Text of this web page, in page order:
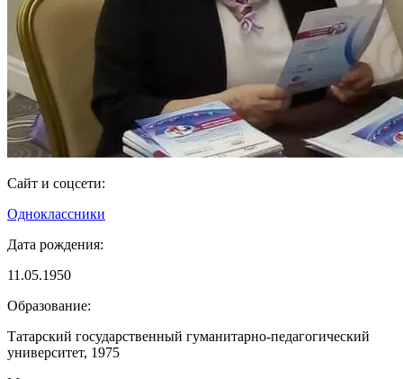
Сайт и соцсети:
Одноклассники
Дата рождения:
11.05.1950
Образование:
Татарский государственный гуманитарно-педагогический
университет, 1975